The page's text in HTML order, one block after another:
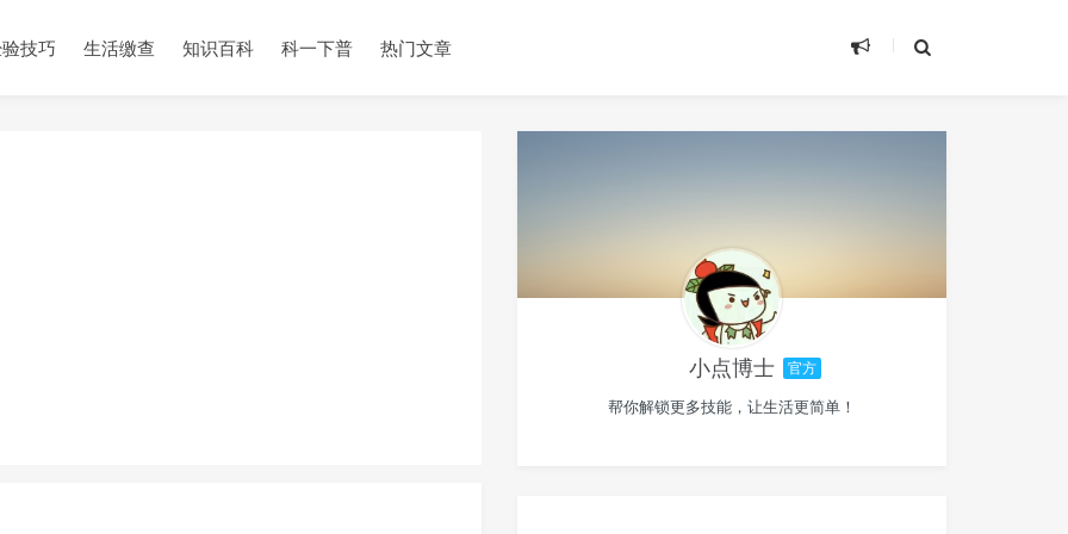
技巧 生活缴查 知识百科 科一下普 热门文章
小点博士 官方
帮你解锁更多技能，让生活更简单！